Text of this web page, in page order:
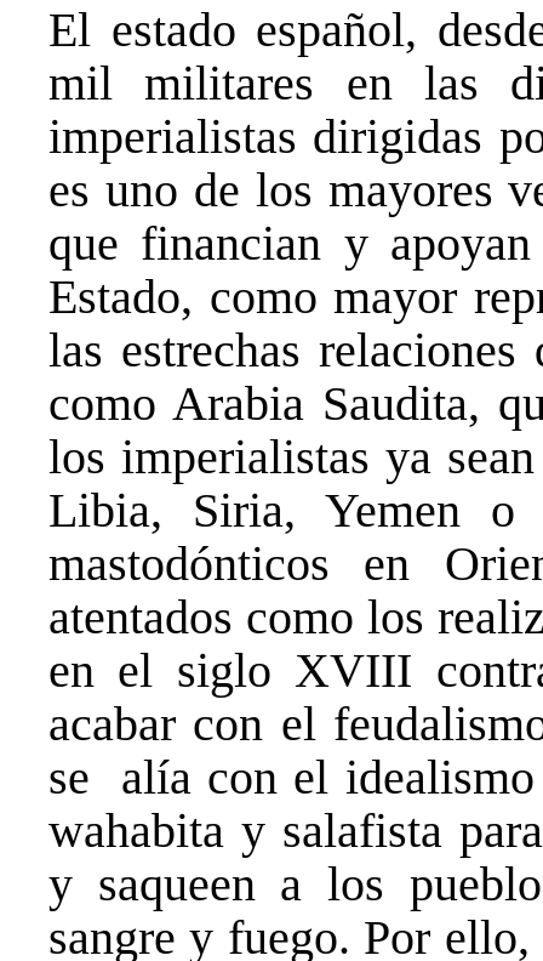
El estado español,
mil militares en las
imperialistas dirigidas
es uno de los mayores
que financian y
Estado, como mayor
las estrechas
como Arabia Saudita,
los imperialistas ya
Libia, Siria, Yemen o
mastodónticos en
atentados como los
en el siglo XVIII
acabar con el
se alía con el
wahabita y salafista
y saqueen a los
sangre y fuego. Por